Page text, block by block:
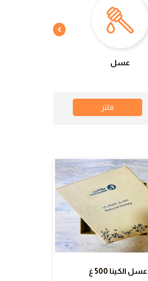
عسل
فلتر
عسل الكينا 500 غ